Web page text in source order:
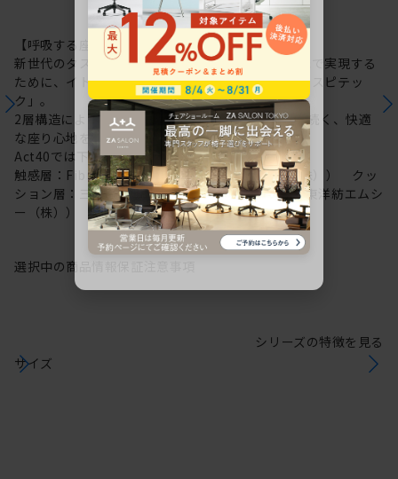
【呼吸する座面：レスピテック】
新世代のタスクチェアに求められる性能を高い次元で実現する
ために、イトーキが新たに開発した高機能素材「レスピテッ
ク」。
2層構造により“呼吸する座面”を可能にし、ずっと続く、快適
な座り心地を実現しました。
Act40では下記素材を採用しています。
触感層：Fibre cushion VL（帝人フロンティア（株）） クッ
ション層：三次元網状繊維構造体ブレスエアー®（東洋紡エムシ
ー（株））
選択中の商品情報
サイズ
シリーズの特徴を見る